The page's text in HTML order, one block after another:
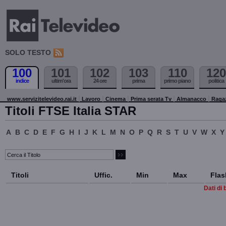
SOLO TESTO
100
indice
101
ultim'ora
102
24 ore
103
prima
110
primo piano
120
politica
www.servizitelevideo.rai.it Lavoro Cinema Prima serata Tv Almanacco
Titoli FTSE Italia STAR
A B C D E F G H I J K L M N O P Q R S T U V W X Y
Titoli Uffic. Min Max
Dati di